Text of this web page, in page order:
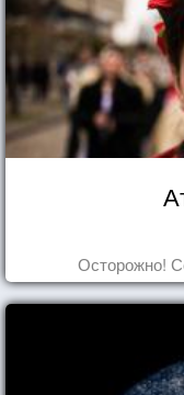
Осторожно!